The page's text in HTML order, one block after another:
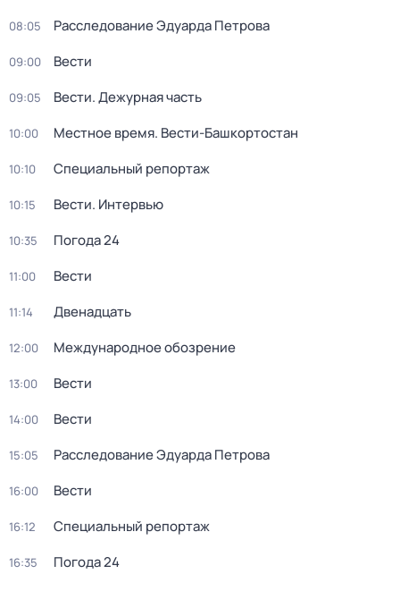
08:05 Расследование Эдуарда Петрова
09:00 Вести
09:05 Вести. Дежурная часть
10:00 Местное время. Вести-Башкортостан
10:10 Специальный репортаж
10:15 Вести. Интервью
10:35 Погода 24
11:00 Вести
11:14 Двенадцать
12:00 Международное обозрение
13:00 Вести
14:00 Вести
15:05 Расследование Эдуарда Петрова
16:00 Вести
16:12 Специальный репортаж
16:35 Погода 24